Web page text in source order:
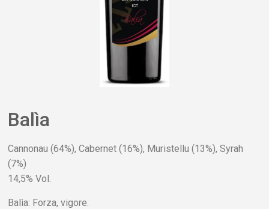
Balìa
Cannonau (64%), Cabernet (16%), Muristellu (13%), Syrah
(7%)
14,5% Vol.
Balìa: Forza, vigore.